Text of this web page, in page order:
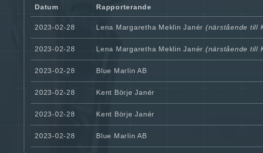
Datum Rapporterande
2023-02-28 Lena Margaretha Meklin Janér (närstående till
2023-02-28 Lena Margaretha Meklin Janér (närstående till
2023-02-28 Blue Marlin AB
2023-02-28 Kent Börje Janér
2023-02-28 Kent Börje Janér
2023-02-28 Blue Marlin AB